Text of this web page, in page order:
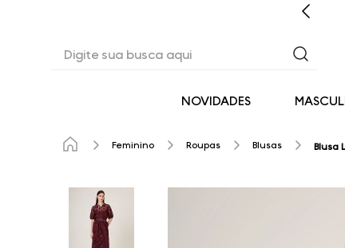
NOVIDADES
Feminino Roupas Blusas Blusa